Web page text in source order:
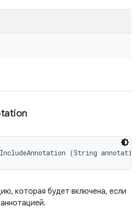
(String
которая будет включена, если